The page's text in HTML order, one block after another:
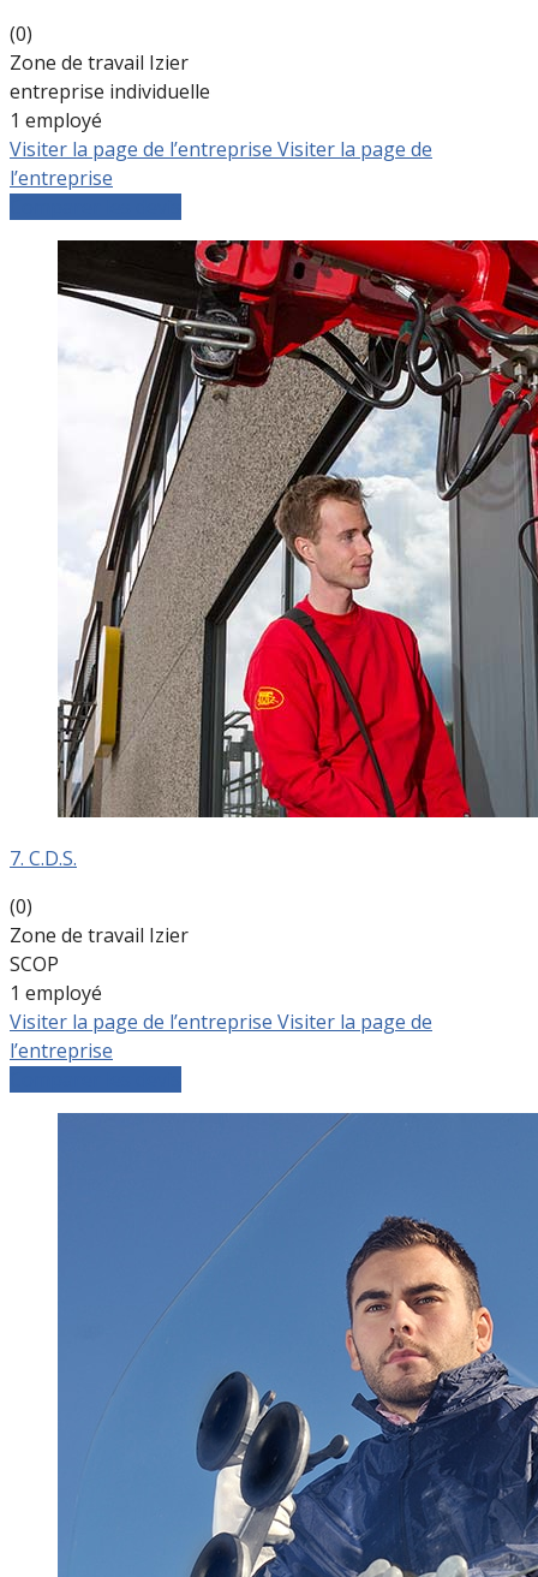
(0)
Zone de travail Izier
entreprise individuelle
1 employé
Visiter la page de l’entreprise Visiter la page de
l’entreprise
7. C.D.S.
(0)
Zone de travail Izier
SCOP
1 employé
Visiter la page de l’entreprise Visiter la page de
l’entreprise